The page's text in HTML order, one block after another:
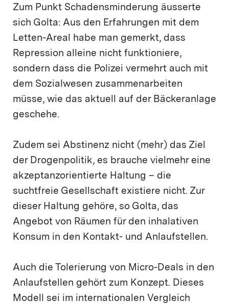
Zum Punkt Schadensminderung äusserte
sich Golta: Aus den Erfahrungen mit dem
Letten-Areal habe man gemerkt, dass
Repression alleine nicht funktioniere,
sondern dass die Polizei vermehrt auch mit
dem Sozialwesen zusammenarbeiten
müsse, wie das aktuell auf der Bäckeranlage
geschehe.
Zudem sei Abstinenz nicht (mehr) das Ziel
der Drogenpolitik, es brauche vielmehr eine
akzeptanzorientierte Haltung – die
suchtfreie Gesellschaft existiere nicht. Zur
dieser Haltung gehöre, so Golta, das
Angebot von Räumen für den inhalativen
Konsum in den Kontakt- und Anlaufstellen.
Auch die Tolerierung von Micro-Deals in den
Anlaufstellen gehört zum Konzept. Dieses
Modell sei im internationalen Vergleich